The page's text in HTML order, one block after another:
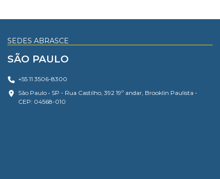
SEDES ABRASCE
SÃO PAULO
+55 11 3506-8300
São Paulo • SP - Rua Castilho, 392 19º andar, Brooklin Paulista -
CEP: 04568-010